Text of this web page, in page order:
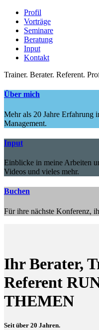
Profil
Vorträge
Seminare
Beratung
Input
Kontakt
Trainer. Berater. Referent.
Über mich
Mehr als 20 Jahre Erfahrung
Management.
Input
Einblicke in meine Arbeiten
Videos und vieles mehr.
Buchen
Für ihre nächste Konferenz,
Ihr Berater,
Referent
THEMEN
Seit über 20 Jahren.